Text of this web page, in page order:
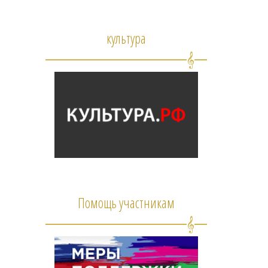
культура
Помощь участникам